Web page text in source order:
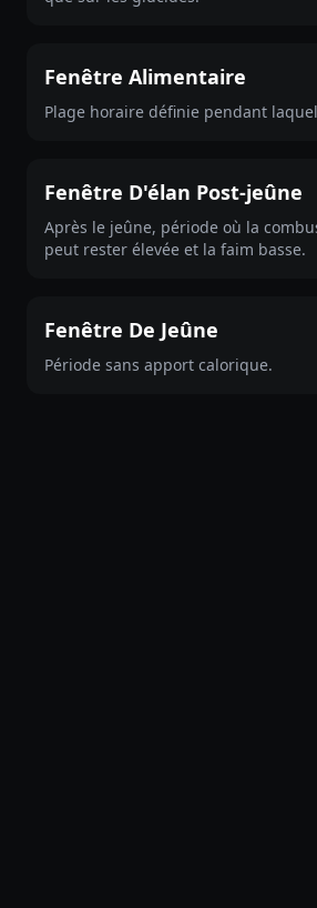
Fenêtre Alimentaire
Plage horaire définie pendant
Fenêtre D'élan Post-jeûne
Après le jeûne, période où la
peut rester élevée et la faim basse.
Fenêtre De Jeûne
Période sans apport calorique.